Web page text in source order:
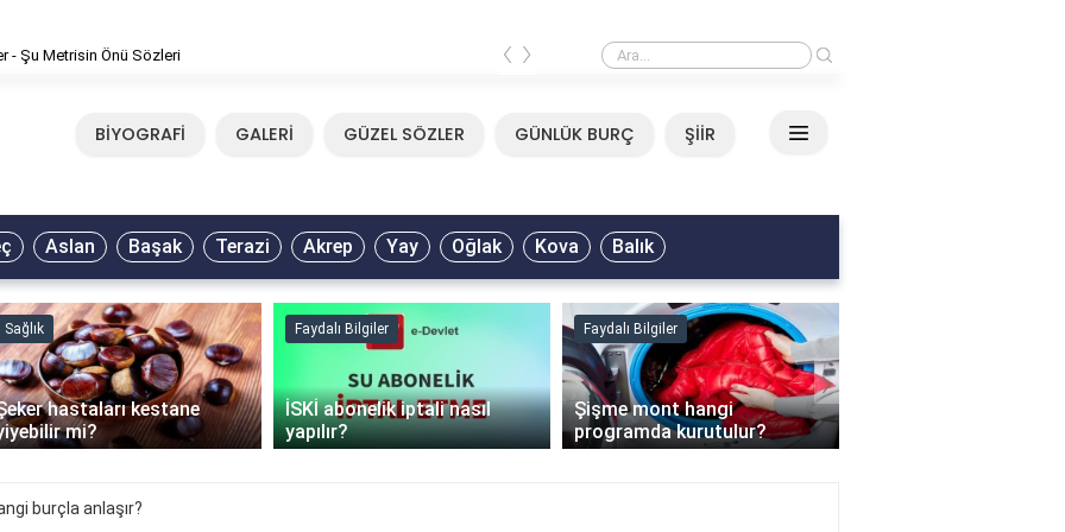
- Şu Metrisin Önü Sözleri Mirkelam - Tavla Sözleri
‹ ›
BİYOGRAFİ GALERİ GÜZEL SÖZLER GÜNLÜK BURÇ ŞİİR
Aslan Başak Terazi Akrep Yay Oğlak Kova Balık
Sağlık
hastaları kestane
mi?
Faydalı Bilgiler
İSKİ abonelik iptali nasıl
yapılır?
Faydalı Bilgiler
Şişme mont hangi
programda kurutulur?
›
burçla anlaşır?